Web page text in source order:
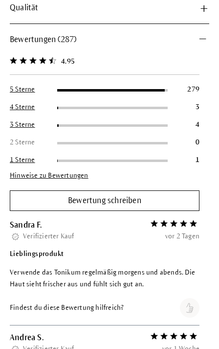
Qualität
Bewertungen (287)
Durchschnittliche Bewertung von 4.9 von 5 Sternen
4.95
5 Sterne 279
4 Sterne 3
3 Sterne 4
2 Sterne 0
1 Sterne 1
Hinweise zu Bewertungen
Bewertung schreiben
Sandra F. Bewertung mit 5
Verifizierter Kauf vor 2 Tagen
Lieblingsprodukt
Verwende das Tonikum regelmäßig morgens und abends. Die
Haut sieht frischer aus und fühlt sich gut an.
Findest du diese Bewertung hilfreich?
Andrea S. Bewertung mit 5